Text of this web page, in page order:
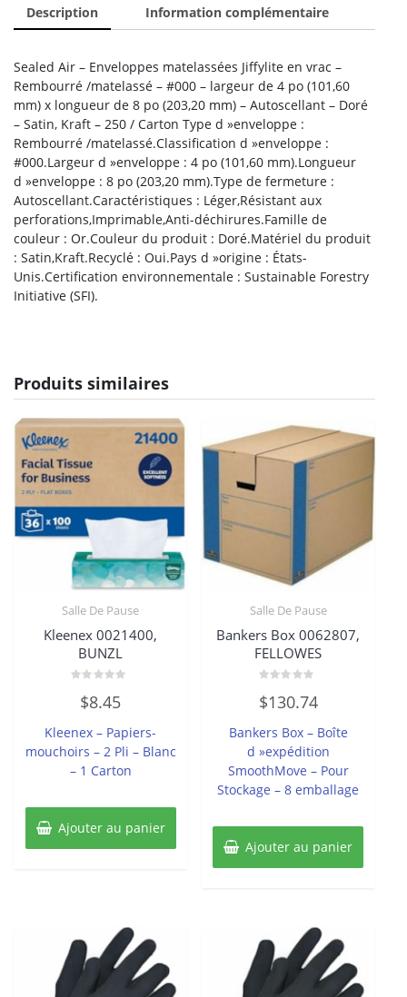
Description Information complémentaire
Sealed Air – Enveloppes matelassées Jiffylite en vrac –
Rembourré /matelassé – #000 – largeur de 4 po (101,60
mm) x longueur de 8 po (203,20 mm) – Autoscellant – Doré
– Satin, Kraft – 250 / Carton Type d »enveloppe :
Rembourré /matelassé.Classification d »enveloppe :
#000.Largeur d »enveloppe : 4 po (101,60 mm).Longueur
d »enveloppe : 8 po (203,20 mm).Type de fermeture :
Autoscellant.Caractéristiques : Léger,Résistant aux
perforations,Imprimable,Anti-déchirures.Famille de
couleur : Or.Couleur du produit : Doré.Matériel du produit
: Satin,Kraft.Recyclé : Oui.Pays d »origine : États-
Unis.Certification environnementale : Sustainable Forestry
Initiative (SFI).
Produits similaires
Salle De Pause
Kleenex 0021400,
BUNZL
sur
$8.45
Kleenex – Papiers-
mouchoirs – 2 Pli – Blanc
– 1 Carton
Ajouter au panier
Salle De Pause
Bankers Box 0062807,
FELLOWES
0
sur
$130.74
Bankers Box – Boîte
d »expédition
SmoothMove – Pour
Stockage – 8 emballage
Ajouter au panier